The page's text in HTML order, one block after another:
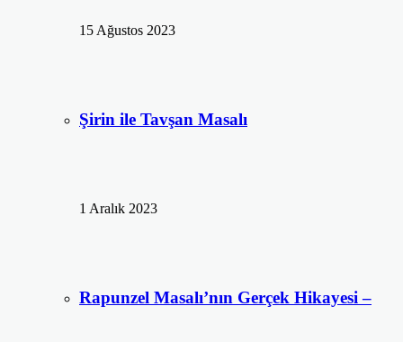
15 Ağustos 2023
Şirin ile Tavşan Masalı
1 Aralık 2023
Rapunzel Masalı’nın Gerçek Hikayesi –